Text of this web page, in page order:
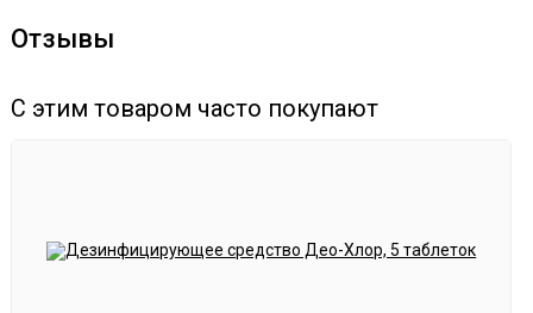
Цвет ЕВС — 2
Отзывы
С этим товаром часто покупают